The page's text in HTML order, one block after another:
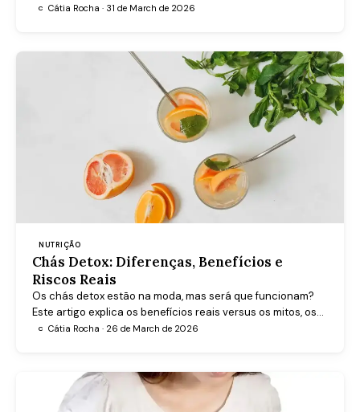
noturno. Conheça os sintomas, as causas e as melhores
C Cátia Rocha · 31 de March de 2026
NUTRIÇÃO
Chás Detox: Diferenças, Benefícios e
Riscos Reais
Os chás detox estão na moda, mas será que funcionam?
Este artigo explica os benefícios reais versus os mitos, os
riscos para grupos vulneráveis e as alternativas seguras
C Cátia Rocha · 26 de March de 2026